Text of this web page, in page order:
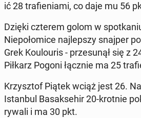
ić 28 trafieni­a­mi, co daje mu 56
Dzięki czterem golom w
Niepołomice na­jlep­szy snajper
Grek Koulouris - prze­sunął się z
Piłkarz Pogoni łącznie ma 25
Krzysztof Piątek wciąż jest 26.
Is­tan­bul Basak­se­hir 20-krotnie
rywali i ma 30 pkt.